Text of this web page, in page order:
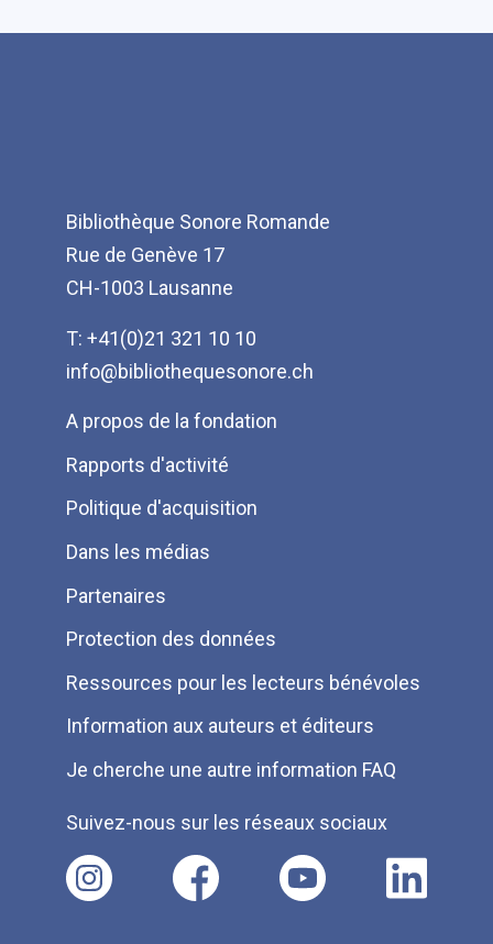
Bibliothèque Sonore Romande
Rue de Genève 17
CH-1003 Lausanne
T: +41(0)21 321 10 10
info@bibliothequesonore.ch
Menu
Pied
de
page
A propos de la fondation
Rapports d'activité
Politique d'acquisition
Dans les médias
Partenaires
Protection des données
Ressources pour les lecteurs bénévoles
Information aux auteurs et éditeurs
Je cherche une autre information FAQ
Suivez-nous sur les réseaux sociaux